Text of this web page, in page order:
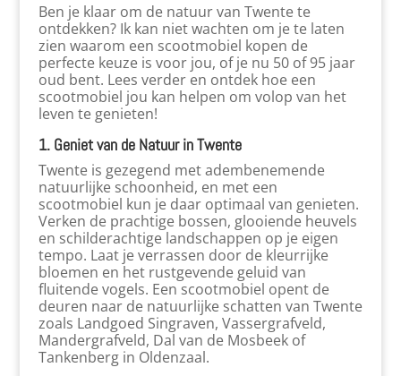
Ben je klaar om de natuur van Twente te
ontdekken? Ik kan niet wachten om je te laten
zien waarom een scootmobiel kopen de
perfecte keuze is voor jou, of je nu 50 of 95 jaar
oud bent. Lees verder en ontdek hoe een
scootmobiel jou kan helpen om volop van het
leven te genieten!
1. Geniet van de Natuur in Twente
Twente is gezegend met adembenemende
natuurlijke schoonheid, en met een
scootmobiel kun je daar optimaal van genieten.
Verken de prachtige bossen, glooiende heuvels
en schilderachtige landschappen op je eigen
tempo. Laat je verrassen door de kleurrijke
bloemen en het rustgevende geluid van
fluitende vogels. Een scootmobiel opent de
deuren naar de natuurlijke schatten van Twente
zoals Landgoed Singraven, Vassergrafveld,
Mandergrafveld, Dal van de Mosbeek of
Tankenberg in Oldenzaal.